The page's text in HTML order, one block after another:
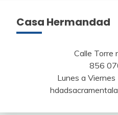
Casa Hermandad
Calle Torre
856
Lunes a